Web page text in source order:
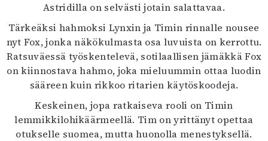
Astridilla on selvästi jotain salattavaa.
Tärkeäksi hahmoksi Lynxin ja Timin rinnalle nousee
nyt Fox, jonka näkökulmasta osa luvuista on kerrottu.
Ratsuväessä työskentelevä, sotilaallisen jämäkkä Fox
on kiinnostava hahmo, joka mieluummin ottaa luodin
sääreen kuin rikkoo ritarien käytöskoodeja.
Keskeinen, jopa ratkaiseva rooli on Timin
lemmikkilohikäärmeellä. Tim on yrittänyt opettaa
otukselle suomea, mutta huonolla menestyksellä.